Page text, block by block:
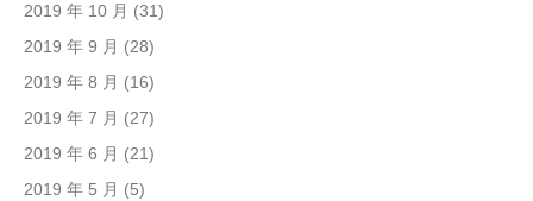
2019 年 10 月 (31)
2019 年 9 月 (28)
2019 年 8 月 (16)
2019 年 7 月 (27)
2019 年 6 月 (21)
2019 年 5 月 (5)